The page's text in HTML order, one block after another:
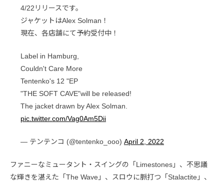
4/22リリースです。
ジャケットはAlex Solman！
現在、各店舗にて予約受付中！
Label in Hamburg,
Couldn't Care More
Tentenko's 12 "EP
"THE SOFT CAVE"will be released!
The jacket drawn by Alex Solman.
pic.twitter.com/Vag0Am5Dii
— テンテンコ (@tentenko_ooo) April 2, 2022
ファニーなミュータント・スイングの「Limestones」、不思議
な輝きを湛えた「The Wave」、スロウに脈打つ「Stalactite」、